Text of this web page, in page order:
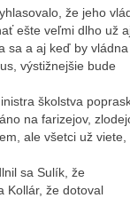
že jeho
ešte veľmi dlho už
sa a aj keď by vládna
výstižnejšie bude
školstva
na farizejov,
ale všetci už viete,
sa Sulík, že
Kollár, že dotoval